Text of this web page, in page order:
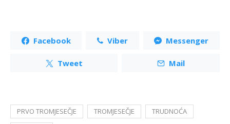
Facebook Viber Messenger
Tweet Mail
PRVO TROMJESEČJE TROMJESEČJE
TRUDNOĆA